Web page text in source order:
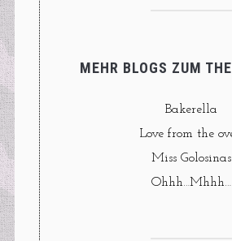
MEHR BLOGS ZUM
Bakerella
Love from the
Miss Golosinas
Ohhh…Mhhh…